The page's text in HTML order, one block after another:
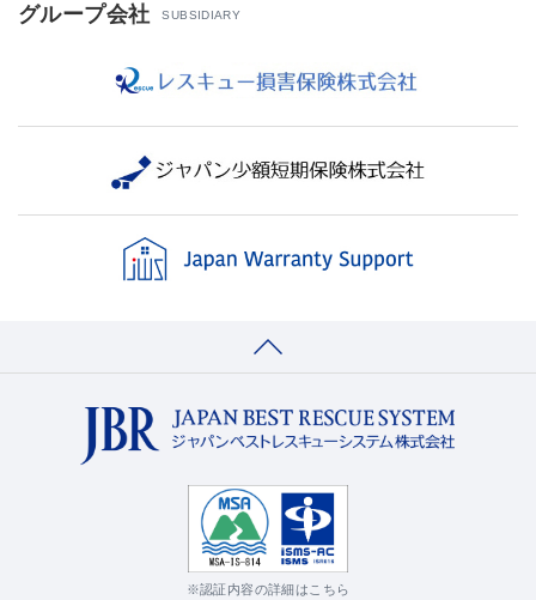
グループ会社 SUBSIDIARY
※認証内容の詳細はこちら